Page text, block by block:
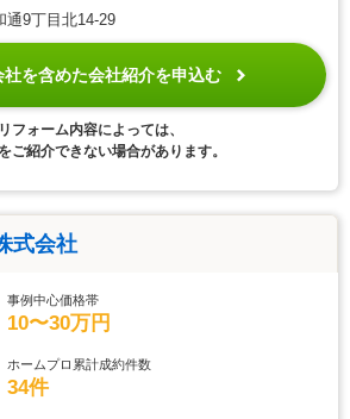
9丁目北14-29
社を含めた会社紹介を申込む
フォーム内容によっては、
ご紹介できない場合があります。
式会社
事例中心価格帯
10〜30万円
ホームプロ累計成約件数
34件